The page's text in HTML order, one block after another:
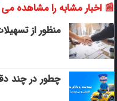
📰 اخبار مشابه را مشاهده می
منظور از
چطور در چند